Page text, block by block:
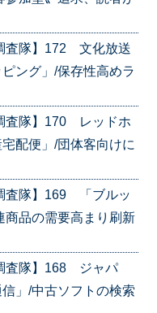
査隊】172 文化放送
ング」/保存性高めラ
査隊】170 レッドホ
配便」/団体客向けに
査隊】169 「ブルッ
品の需要高まり刷新
査隊】168 ジャパ
」/中古ソフトの検索